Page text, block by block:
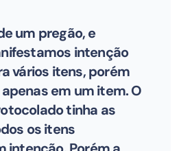
um pregão, e
intenção
vários itens, porém
em um item. O
tinha as
os itens